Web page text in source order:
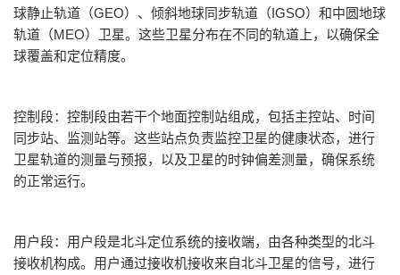
球静止轨道（GEO）、倾斜地球同步轨道（IGSO）和中圆地球
轨道（MEO）卫星。这些卫星分布在不同的轨道上，以确保全
球覆盖和定位精度。
控制段：控制段由若干个地面控制站组成，包括主控站、时间
同步站、监测站等。这些站点负责监控卫星的健康状态，进行
卫星轨道的测量与预报，以及卫星的时钟偏差测量，确保系统
的正常运行。
用户段：用户段是北斗定位系统的接收端，由各种类型的北斗
接收机构成。用户通过接收机接收来自北斗卫星的信号，进行